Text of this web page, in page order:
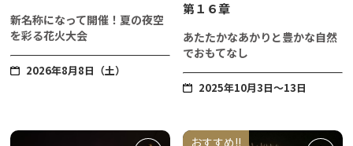
新名称になって開催！夏の夜空
を彩る花火大会
2026年8月8日（土）
第１６章
あたたかなあかりと豊かな自然
でおもてなし
2025年10月3日～13日
おすすめ!!